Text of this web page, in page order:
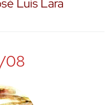
Luis Lara
/08